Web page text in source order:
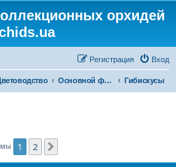
орхидей
Вход
Регистрация
Основной форум Гибискусы
1 2